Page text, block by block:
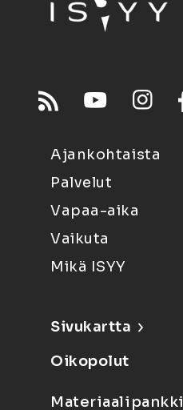
Ajankohtaista
Palvelut
Vapaa-aika
Vaikuta
Mikä ISYY
Sivukartta
Oikopolut
Materiaalipankki